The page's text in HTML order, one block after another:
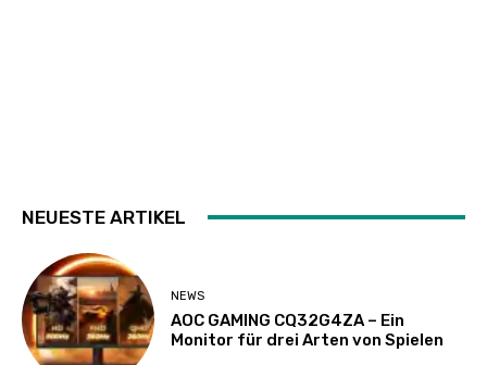
NEUESTE ARTIKEL
NEWS
AOC GAMING CQ32G4ZA – Ein
Monitor für drei Arten von Spielen